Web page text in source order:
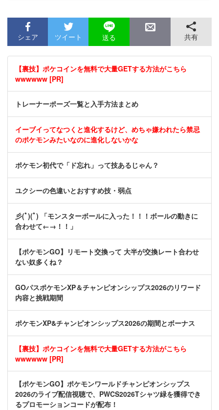
シェア ツイート 送る 共有
【裏技】ポケコインを無料で大量GETする方法がこちら
wwwwww [PR]
トレーナーポーズ一覧と入手方法まとめ
イーブイってなつくと進化するけど、めちゃ嫌われたら禁忌
のポケモンみたいなのに進化しないかな
ポケモン初代で「ド忘れ」って技あるじゃん？
ユクシーの色違いとおすすめ技・弱点
彡(ﾟ)(ﾟ) 「モンスターボールに入った！！！ボールの動きに
合わせて←→！！」
【ポケモンGO】リモート交換って 大半が交換レート合わせ
ない奴多くね？
GOパスポケモンXP＆チャンピオンシップス2026のリワード
内容と挑戦期間
ポケモンXP&チャンピオンシップス2026の期間とボーナス
【裏技】ポケコインを無料で大量GETする方法がこちら
wwwwww [PR]
【ポケモンGO】ポケモンワールドチャンピオンシップス
2026のライブ配信視聴で、PWCS2026Tシャツ緑を獲得でき
るプロモーションコードが配布！